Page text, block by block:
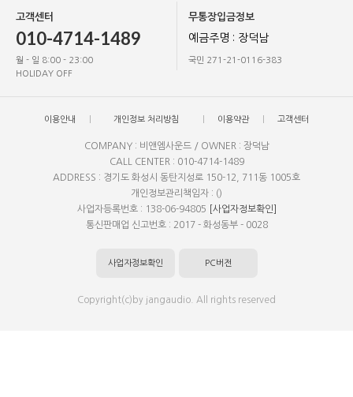
고객센터
010-4714-1489
월 - 일 8:00 - 23:00
HOLIDAY OFF
무통장입금정보
예금주명 : 장덕남
국민 271-21-0116-383
이용안내 개인정보 처리방침 이용약관 고객센터
COMPANY : 비앤엠사운드 / OWNER : 장덕남
CALL CENTER : 010-4714-1489
ADDRESS : 경기도 화성시 동탄지성로 150-12, 711동 1005호
개인정보관리책임자 : ()
사업자등록번호 : 138-06-94805
[사업자정보확인]
통신판매업 신고번호 : 2017 - 화성동부 - 0028
사업자정보확인 PC버전
Copyright(c)by jangaudio. All rights reserved